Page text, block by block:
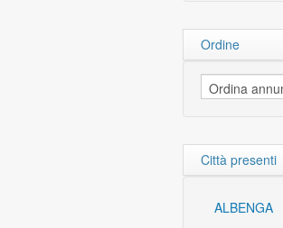
Ordine
Città presenti
ALBENGA